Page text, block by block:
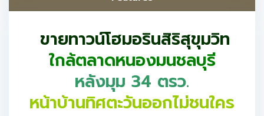
ขายทาวน์โฮมอรินสิริสุขุมวิท
ใกล้ตลาดหนองมนชลบุรี
หลังมุม 34 ตรว.
หน้าบ้านทิศตะวันออกไม่ชนใคร